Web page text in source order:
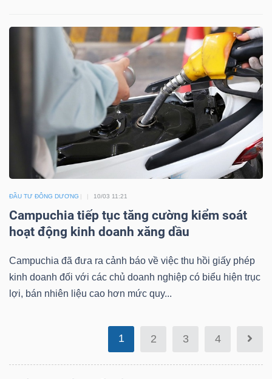
ĐẦU TƯ ĐÔNG DƯƠNG 10/03 11:21
Campuchia tiếp tục tăng cường kiểm soát
hoạt động kinh doanh xăng dầu
Campuchia đã đưa ra cảnh báo về việc thu hồi giấy phép
kinh doanh đối với các chủ doanh nghiệp có biểu hiện trục
lợi, bán nhiên liệu cao hơn mức quy...
1 2 3 4
chứng
khoán
Tất cả Cổ phiếu Chỉ số
Lãnh
(-)
Tất cả Người nội bộ Người liên quan
(-)